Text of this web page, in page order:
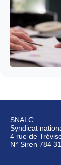
SNALC
Syndicat
4 rue de
N° Siren 784